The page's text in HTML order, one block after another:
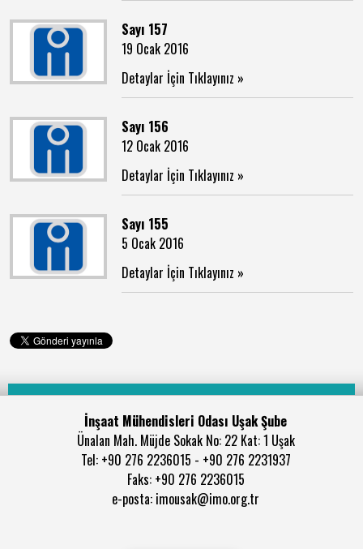
Sayı 157
19 Ocak 2016
Detaylar İçin Tıklayınız »
Sayı 156
12 Ocak 2016
Detaylar İçin Tıklayınız »
Sayı 155
5 Ocak 2016
Detaylar İçin Tıklayınız »
İnşaat Mühendisleri Odası Uşak Şube
Ünalan Mah. Müjde Sokak No: 22 Kat: 1 Uşak
Tel: +90 276 2236015 - +90 276 2231937
Faks: +90 276 2236015
e-posta: imousak@imo.org.tr